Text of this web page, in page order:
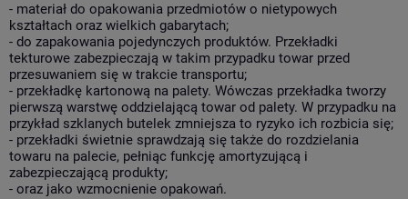
- materiał do opakowania przedmiotów o nietypowych
kształtach oraz wielkich gabarytach;
- do zapakowania pojedynczych produktów. Przekładki
tekturowe zabezpieczają w takim przypadku towar przed
przesuwaniem się w trakcie transportu;
- przekładkę kartonową na palety. Wówczas przekładka tworzy
pierwszą warstwę oddzielającą towar od palety. W przypadku na
przykład szklanych butelek zmniejsza to ryzyko ich rozbicia się;
- przekładki świetnie sprawdzają się także do rozdzielania
towaru na palecie, pełniąc funkcję amortyzującą i
zabezpieczającą produkty;
- oraz jako wzmocnienie opakowań.